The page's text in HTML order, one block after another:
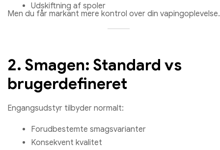
Udskiftning af spoler
Men du får markant mere kontrol over din vapingoplevelse.
2. Smagen: Standard vs
brugerdefineret
Engangsudstyr tilbyder normalt:
Forudbestemte smagsvarianter
Konsekvent kvalitet